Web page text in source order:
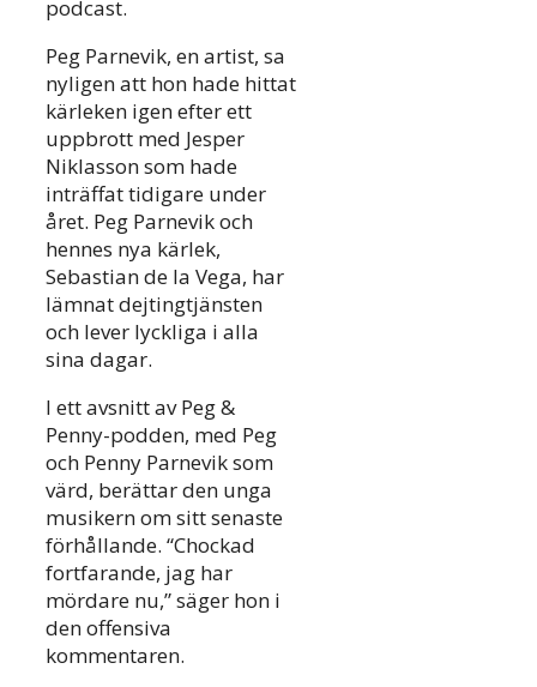
podcast.
Peg Parnevik, en artist, sa
nyligen att hon hade hittat
kärleken igen efter ett
uppbrott med Jesper
Niklasson som hade
inträffat tidigare under
året. Peg Parnevik och
hennes nya kärlek,
Sebastian de la Vega, har
lämnat dejtingtjänsten
och lever lyckliga i alla
sina dagar.
I ett avsnitt av Peg &
Penny-podden, med Peg
och Penny Parnevik som
värd, berättar den unga
musikern om sitt senaste
förhållande. “Chockad
fortfarande, jag har
mördare nu,” säger hon i
den offensiva
kommentaren.